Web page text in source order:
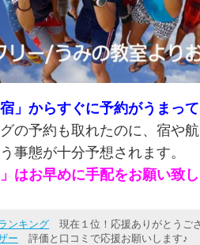
」からすぐに予約がうまっ
の予約も取れたのに、宿や
事態が十分予想されます。
」はお早めに手配をお願い致
ンキング 現在１位！応援ありがとうご
ー 評価と口コミで応援お願いします♪